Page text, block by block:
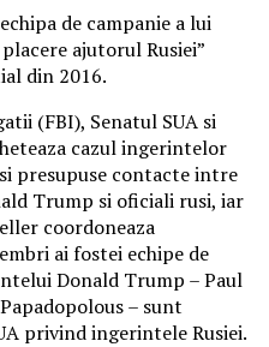
de campanie a lui
ajutorul Rusiei”
din 2016.
(FBI), Senatul SUA si
cazul ingerintelor
presupuse contacte intre
Trump si oficiali rusi, iar
coordoneaza
ai fostei echipe de
Donald Trump – Paul
– sunt
privind ingerintele Rusiei.